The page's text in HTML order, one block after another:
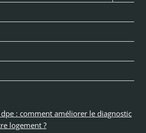
menu
: comment améliorer le diagnostic
logement ?